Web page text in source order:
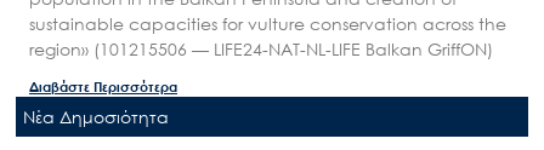
sustainable capacities for vulture conservation across the
region» (101215506 — LIFE24-NAT-NL-LIFE Balkan GriffON)
Διαβάστε Περισσότερα
Nέα Δημοσιότητα